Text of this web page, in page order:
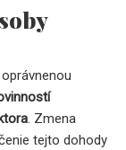
. Zmena
tejto dohody